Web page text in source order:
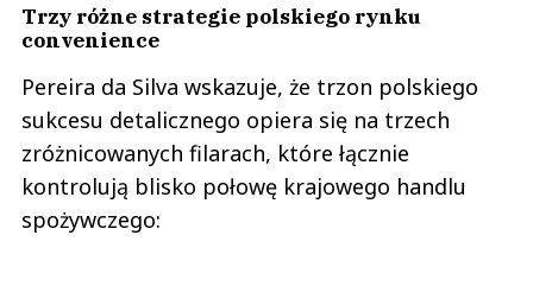
Trzy różne strategie polskiego rynku
convenience
Pereira da Silva wskazuje, że trzon polskiego
sukcesu detalicznego opiera się na trzech
zróżnicowanych filarach, które łącznie
kontrolują blisko połowę krajowego handlu
spożywczego: